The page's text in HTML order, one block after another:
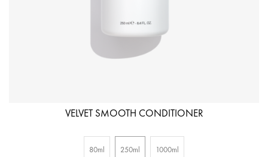
VELVET SMOOTH CONDITIONER
80ml 250ml 1000ml